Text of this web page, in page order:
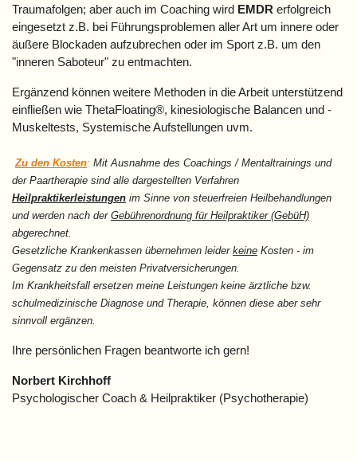
Traumafolgen; aber auch im Coaching wird EMDR erfolgreich
eingesetzt z.B. bei Führungsproblemen aller Art um innere oder
äußere Blockaden aufzubrechen oder im Sport z.B. um den
"inneren Saboteur" zu entmachten.
Ergänzend können weitere Methoden in die Arbeit unterstützend
einfließen wie ThetaFloating®, kinesiologische Balancen und -
Muskeltests, Systemische Aufstellungen uvm.
Zu den Kosten: Mit Ausnahme des Coachings / Mentaltrainings und
der Paartherapie sind alle dargestellten Verfahren
Heilpraktikerleistungen im Sinne von steuerfreien Heilbehandlungen
und werden nach der Gebührenordnung für Heilpraktiker (GebüH)
abgerechnet.
Gesetzliche Krankenkassen übernehmen leider keine Kosten - im
Gegensatz zu den meisten Privatversicherungen.
Im Krankheitsfall ersetzen meine Leistungen keine ärztliche bzw.
schulmedizinische Diagnose und Therapie, können diese aber sehr
sinnvoll ergänzen.
Ihre persönlichen Fragen beantworte ich gern!
Norbert Kirchhoff
Psychologischer Coach & Heilpraktiker (Psychotherapie)